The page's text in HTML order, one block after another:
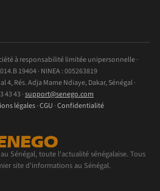
à responsabilité limitée unipersonnelle ·
19404 · NINEA : 005263819
Rés. Adja Mame Ndiaye, Dakar, Sénégal ·
43 43 ·support@senego.com
légales·CGU ·Confidentialité
Sénégal, toute l'actualité sénégalaise. Tous
site d'informations au Sénégal.